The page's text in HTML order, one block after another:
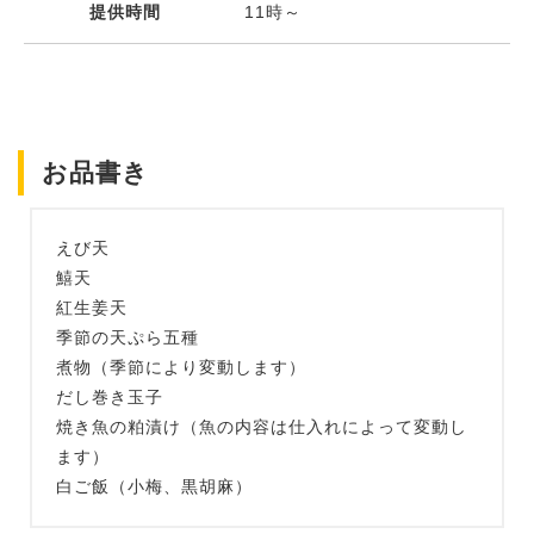
提供時間 11時～
お品書き
えび天
鱚天
紅生姜天
季節の天ぷら五種
煮物（季節により変動します）
だし巻き玉子
焼き魚の粕漬け（魚の内容は仕入れによって変動し
ます）
白ご飯（小梅、黒胡麻）